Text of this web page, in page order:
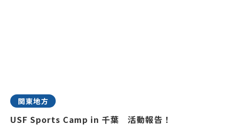
関東地方
USF Sports Camp in 千葉 活動報告！